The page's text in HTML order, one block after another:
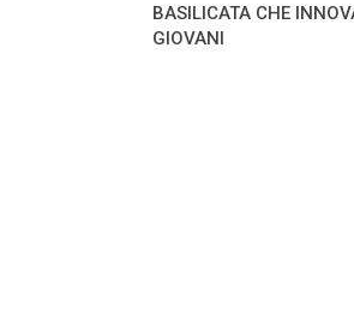
BASILICATA CHE
GIOVANI